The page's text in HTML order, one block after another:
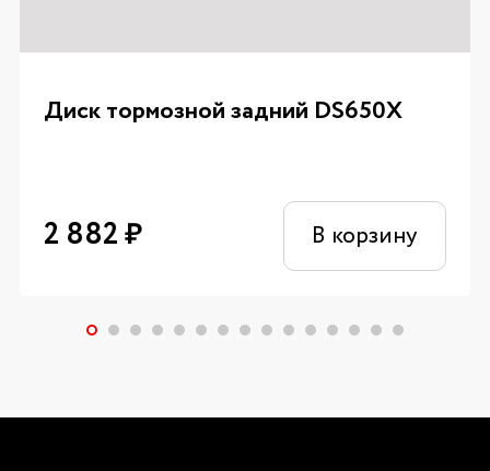
Диск тормозной задний DS650X
2 882₽ В корзину